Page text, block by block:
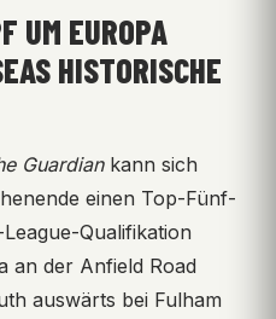
UM EUROPA
HISTORISCHE
Guardiankann sich
einen Top-Fünf-
Qualifikation
an der Anfield Road
auswärts bei Fulham